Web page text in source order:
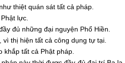
thiệt quán sát tất cả pháp.
lực.
đủ những đại nguyện Phổ Hiền.
vì thị hiện tất cả công dụng tự tại.
khắp tất cả Phật pháp.